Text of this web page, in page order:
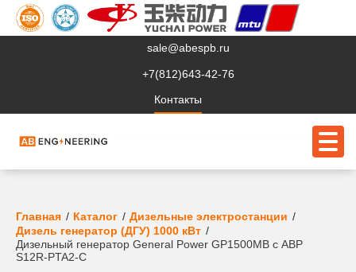
sale@abespb.ru
+7(812)643-42-76
Контакты
О компании
Клиентам
Главная Каталог
Дизельные электростанции
Дизель генератор (ДГУ) 1000 кВт
Дизельный генератор General Power GP1500MB с АВР
S12R-PTA2-C